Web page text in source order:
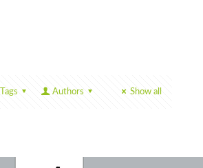
Tags Authors Show all